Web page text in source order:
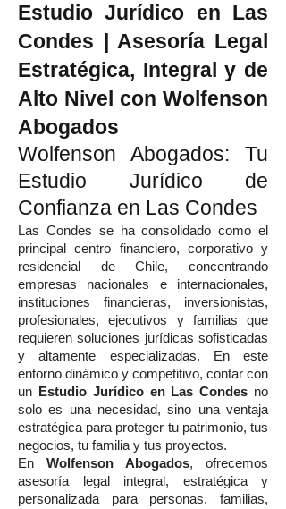
Estudio Jurídico en Las
Condes | Asesoría Legal
Estratégica, Integral y de
Alto Nivel con Wolfenson
Abogados
Wolfenson Abogados: Tu
Estudio Jurídico de
Confianza en Las Condes
Las Condes se ha consolidado como el
principal centro financiero, corporativo y
residencial de Chile, concentrando
empresas nacionales e internacionales,
instituciones financieras, inversionistas,
profesionales, ejecutivos y familias que
requieren soluciones jurídicas sofisticadas
y altamente especializadas. En este
entorno dinámico y competitivo, contar con
un
Estudio Jurídico en Las Condes no
solo es una necesidad, sino una ventaja
estratégica para proteger tu patrimonio, tus
negocios, tu familia y tus proyectos.
En Wolfenson Abogados, ofrecemos
asesoría legal integral, estratégica y
personalizada para personas, familias,